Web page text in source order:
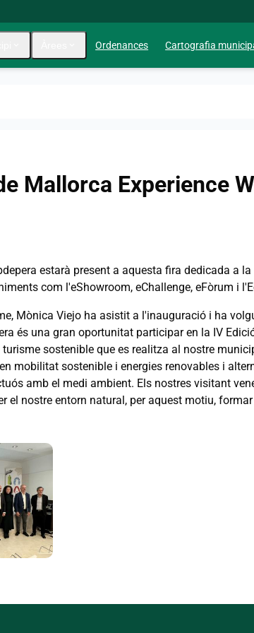
Ordenances Cartografia
Mallorca Experience
estarà present a aquesta fira dedicada a
com l'eShowroom, eChallenge, eFòrum i
Mònica Viejo ha asistit a l'inauguració i ha
és una gran oportunitat participar en la IV
sostenible que es realitza al nostre
mobilitat sostenible i energies renovables i
amb el medi ambient. Els nostres visitant
el nostre entorn natural, per aquest motiu,